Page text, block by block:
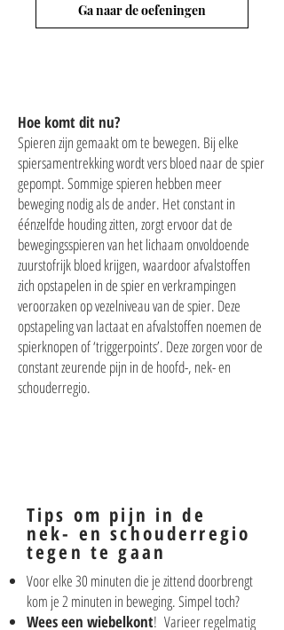
Ga naar de oefeningen
Hoe komt dit nu?
Spieren zijn gemaakt om te bewegen. Bij elke
spiersamentrekking wordt vers bloed naar de spier
gepompt. Sommige spieren hebben meer
beweging nodig als de ander. Het constant in
éénzelfde houding zitten, zorgt ervoor dat de
bewegingsspieren van het lichaam onvoldoende
zuurstofrijk bloed krijgen, waardoor afvalstoffen
zich opstapelen in de spier en verkrampingen
veroorzaken op vezelniveau van de spier. Deze
opstapeling van lactaat en afvalstoffen noemen de
spierknopen of ‘triggerpoints’. Deze zorgen voor de
constant zeurende pijn in de hoofd-, nek- en
schouderregio.
Tips om pijn in de
nek- en schouderregio
tegen te gaan
Voor elke 30 minuten die je zittend doorbrengt
kom je 2 minuten in beweging. Simpel toch?
Wees een wiebelkont! Varieer regelmatig